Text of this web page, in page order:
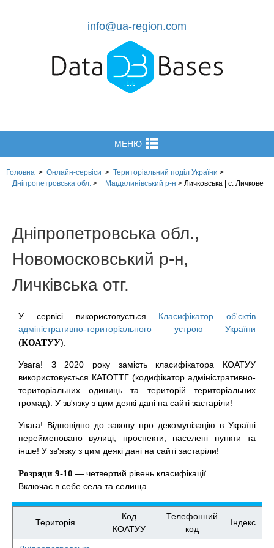
info@ua-region.com
МЕНЮ
Головна > Онлайн-сервіси > Територіальний поділ України >
Дніпропетровська обл. > Магдалинівський р-н > Личковська | с. Личкове
Дніпропетровська обл.,
Новомосковський р-н,
Личківська отг.
У сервісі використовується Класифікатор об'єктів
адміністративно-територіального устрою України
(КОАТУУ).
Увага! З 2020 року замість класифікатора КОАТУУ
використовується КАТОТТГ (кодифікатор адміністративно-
територіальних одиниць та територій територіальних
громад). У зв'язку з цим деякі дані на сайті застаріли!
Увага! Відповідно до закону про декомунізацію в Україні
перейменовано вулиці, проспекти, населені пункти та
інше! У зв'язку з цим деякі дані на сайті застаріли!
Розряди 9-10 — четвертий рівень класифікації.
Включає в себе села та селища.
Територія
Код
КОАТУУ
Телефонний
код
Індекс